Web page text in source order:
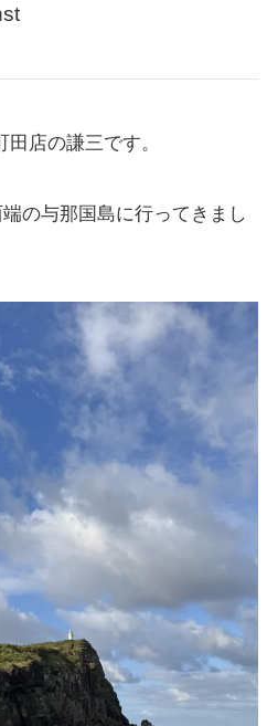
店の謙三です。
の与那国島に行ってきまし